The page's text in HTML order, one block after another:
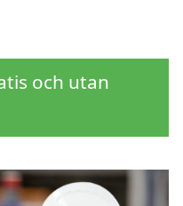
och utan